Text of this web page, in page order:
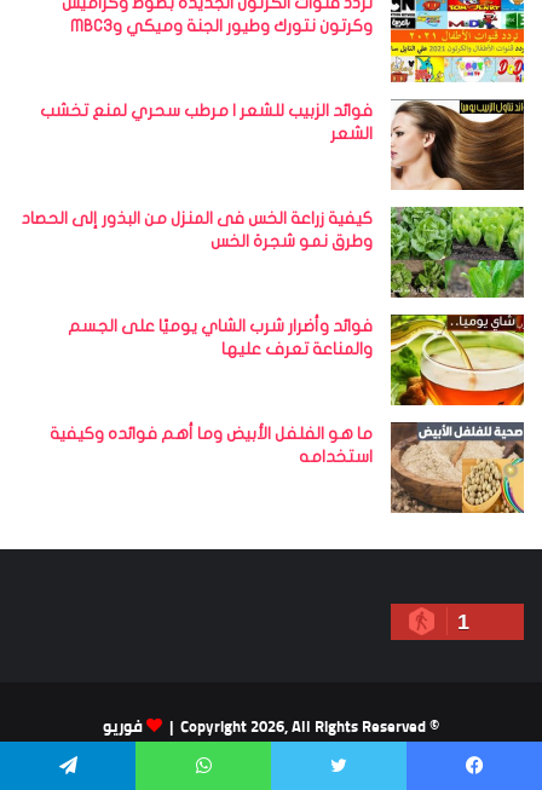
وكرتون نتورك وطيور الجنة وميكي وMBC3
فوائد الزبيب للشعر | مرطب سحري لمنع تخشب
الشعر
كيفية زراعة الخس فى المنزل من البذور إلى الحصاد
وطرق نمو شجرة الخس
فوائد وأضرار شرب الشاي يوميًا على الجسم
والمناعة تعرف عليها
ما هو الفلفل الأبيض وما أهم فوائده وكيفية
استخدامه
1
© Copyright 2026, All Rights Reserved |
فوريو
الرئيسية
اخبار المشاهير العرب قضايا العرب
معلومة مفيدة